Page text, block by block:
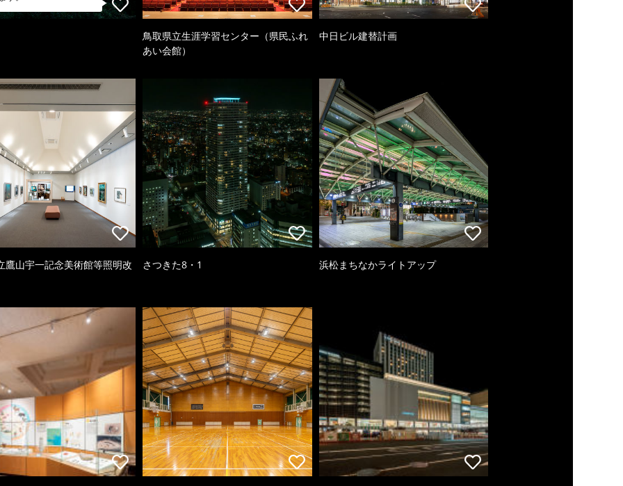
鳥取県立生涯学習センター（県民ふれ
あい会館）
中日ビル建替計画
鷹山宇一記念美術館等照明改 さつきた8・1 浜松まちなかライトアップ